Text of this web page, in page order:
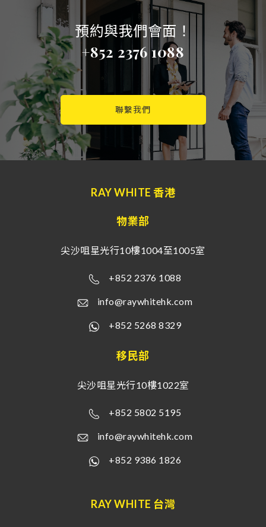
預約與我們會面！
+852 2376 1088
聯繫我們
RAY WHITE 香港
物業部
尖沙咀星光行10樓1004至1005室
+852 2376 1088
info@raywhitehk.com
+852 5268 8329
移民部
尖沙咀星光行10樓1022室
+852 5802 5195
info@raywhitehk.com
+852 9386 1826
RAY WHITE 台灣